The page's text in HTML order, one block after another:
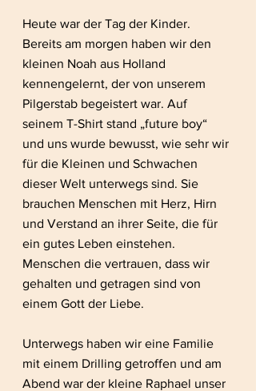
Heute war der Tag der Kinder.
Bereits am morgen haben wir den
kleinen Noah aus Holland
kennengelernt, der von unserem
Pilgerstab begeistert war. Auf
seinem T-Shirt stand „future boy“
und uns wurde bewusst, wie sehr wir
für die Kleinen und Schwachen
dieser Welt unterwegs sind. Sie
brauchen Menschen mit Herz, Hirn
und Verstand an ihrer Seite, die für
ein gutes Leben einstehen.
Menschen die vertrauen, dass wir
gehalten und getragen sind von
einem Gott der Liebe.
Unterwegs haben wir eine Familie
mit einem Drilling getroffen und am
Abend war der kleine Raphael unser